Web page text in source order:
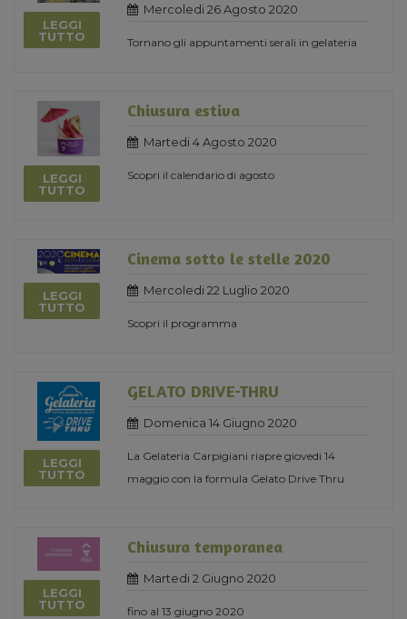
LEGGI
TUTTO
Mercoledi 26 Agosto 2020
Tornano gli appuntamenti serali in gelateria
LEGGI
TUTTO
Chiusura estiva
Martedi 4 Agosto 2020
Scopri il calendario di agosto
LEGGI
TUTTO
Cinema sotto le stelle 2020
Mercoledi 22 Luglio 2020
Scopri il programma
LEGGI
TUTTO
GELATO DRIVE-THRU
Domenica 14 Giugno 2020
La Gelateria Carpigiani riapre giovedi 14
maggio con la formula Gelato Drive Thru
LEGGI
TUTTO
Chiusura temporanea
Martedi 2 Giugno 2020
fino al 13 giugno 2020